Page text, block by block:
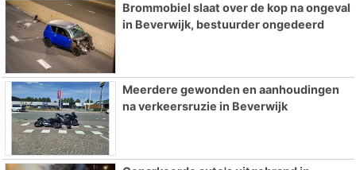
Brommobiel slaat over de kop na ongeval
in Beverwijk, bestuurder ongedeerd
Meerdere gewonden en aanhoudingen
na verkeersruzie in Beverwijk